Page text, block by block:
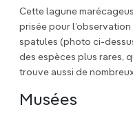
Cette lagune
prisée pour
spatules (photo ci-
des espèces plus rares,
trouve aussi de
Musées